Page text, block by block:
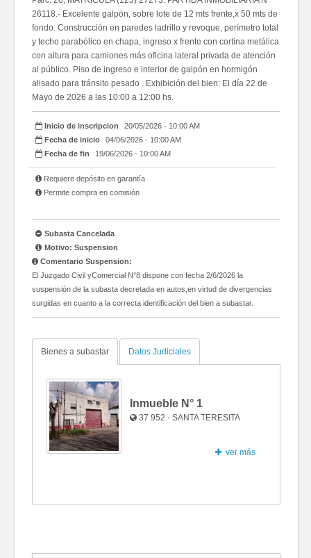
26118.- Excelente galpón, sobre lote de 12 mts frente,x 50 mts de
fondo. Construcción en paredes ladrillo y revoque, perímetro total
y techo parabólico en chapa, ingreso x frente con cortina metálica
con altura para camiones más oficina lateral privada de atención
al público. Piso de ingreso e interior de galpón en hormigón
alisado para tránsito pesado . Exhibición del bien: El día 22 de
Mayo de 2026 a las 10:00 a 12:00 hs.
Inicio de inscripcion
20/05/2026 - 10:00 AM
Fecha de inicio
04/06/2026 - 10:00 AM
Fecha de fin
19/06/2026 - 10:00 AM
Requiere depósito en garantía
Permite compra en comisión
Subasta Cancelada
Motivo: Suspension
Comentario Suspension:
El Juzgado Civil yComercial N°8 dispone con fecha 2/6/2026 la
suspensión de la subasta decretada en autos,en virtud de divergencias
surgidas en cuanto a la correcta identificación del bien a subastar.
Bienes a subastar Datos Judiciales
Inmueble N° 1
37 952 - SANTA TERESITA
ver más
Fotos